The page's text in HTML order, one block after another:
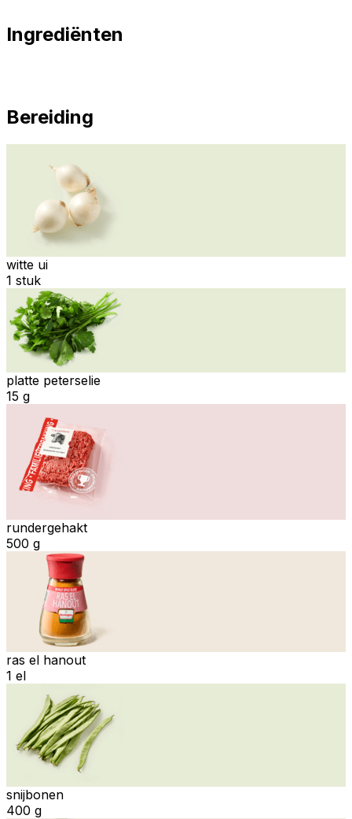
Ingrediënten
Bereiding
witte ui
1 stuk
platte peterselie
15 g
rundergehakt
500 g
ras el hanout
1 el
snijbonen
400 g